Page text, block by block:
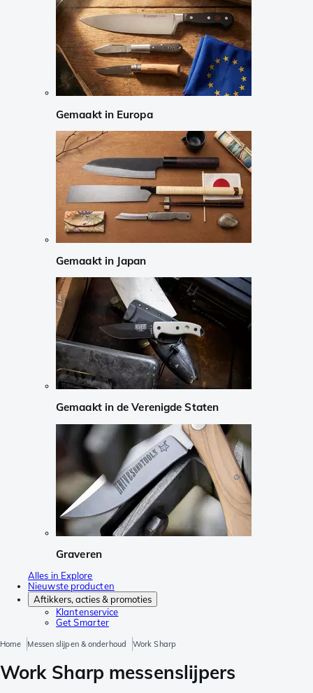
Gemaakt in Europa
Gemaakt in Japan
Gemaakt in de Verenigde Staten
Graveren
Alles in Explore
Nieuwste producten
Aftikkers, acties & promoties
Klantenservice
Get Smarter
Home Messen slijpen & onderhoud Work Sharp
Work Sharp messenslijpers